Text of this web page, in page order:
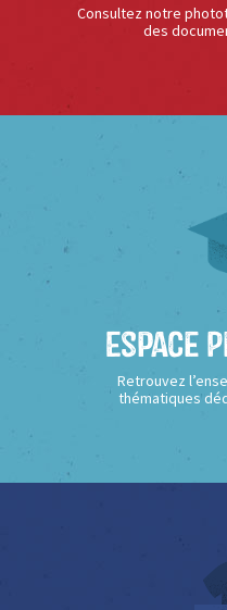
Consultez notre
des
Espace
Retrouvez
thématiques